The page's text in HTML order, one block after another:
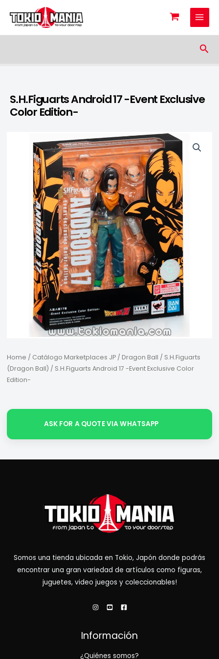
Skip to content
S.H.Figuarts Android 17 -Event Exclusive
Color Edition-
Home / Catálogo Marketplaces JP/ Dragon Ball / S.H.Figuarts
(Dragon Ball) / S.H.Figuarts Android 17 -Event Exclusive Color
Edition-
ASK FOR A QUOTE VIA WHATSAPP
Somos una tienda ubicada en Tokio, Japón donde podrás
encontrar una gran variedad de artículos como figuras,
juguetes, video juegos y coleccionables!
Información
¿Quiénes somos?